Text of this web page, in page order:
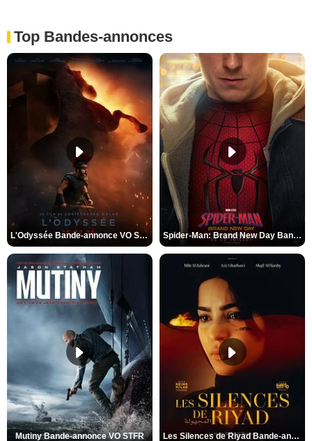
Top Bandes-annonces
L'Odyssée Bande-annonce VO STFR Spider-Man: Brand New Day Bande-annonce VO STFR
Mutiny Bande-annonce VO STFR Les Silences de Riyad Bande-annonce VO STFR